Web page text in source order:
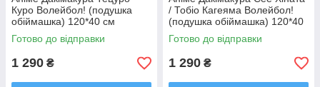
Куро Волейбол! (подушка
обіймашка) 120*40 см
Готово до відправки
1 290 ₴
/ Тобіо Кагеяма Волейбол!
(подушка обіймашка) 120*40
см
Готово до відправки
1 290 ₴